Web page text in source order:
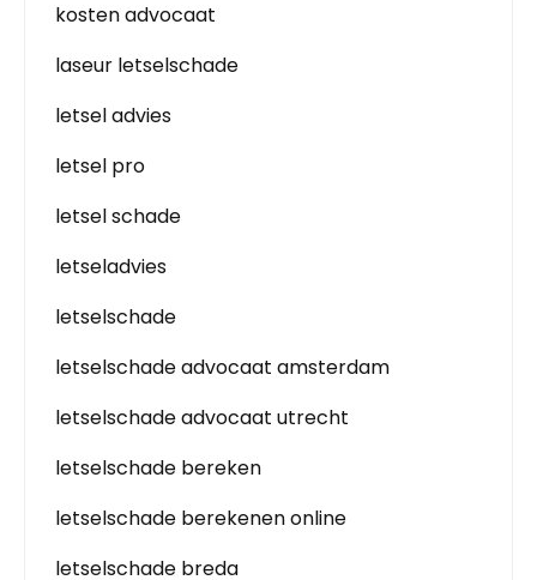
kosten advocaat
laseur letselschade
letsel advies
letsel pro
letsel schade
letseladvies
letselschade
letselschade advocaat amsterdam
letselschade advocaat utrecht
letselschade bereken
letselschade berekenen online
letselschade breda